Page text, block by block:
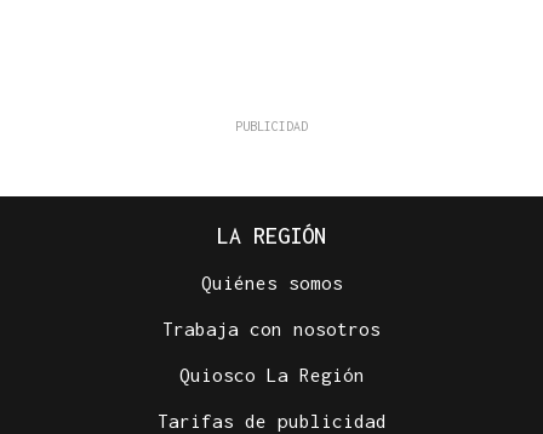
LA REGIÓN
Quiénes somos
Trabaja con nosotros
Quiosco La Región
Tarifas de publicidad